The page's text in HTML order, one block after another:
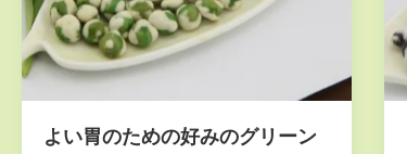
よい胃のための好みのグリーン